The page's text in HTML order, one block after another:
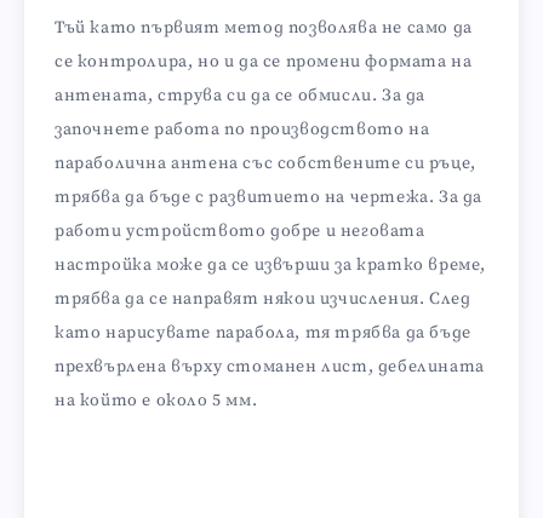
Тъй като първият метод позволява не само да
се контролира, но и да се промени формата на
антената, струва си да се обмисли. За да
започнете работа по производството на
параболична антена със собствените си ръце,
трябва да бъде с развитието на чертежа. За да
работи устройството добре и неговата
настройка може да се извърши за кратко време,
трябва да се направят някои изчисления. След
като нарисувате парабола, тя трябва да бъде
прехвърлена върху стоманен лист, дебелината
на който е около 5 мм.